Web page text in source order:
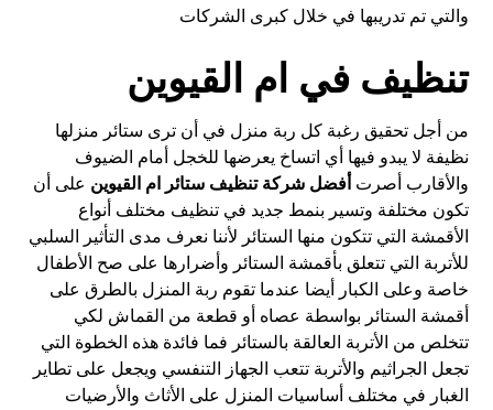
والتي تم تدريبها في خلال كبرى الشركات
تنظيف في ام القيوين
من أجل تحقيق رغبة كل ربة منزل في أن ترى ستائر منزلها
نظيفة لا يبدو فيها أي اتساخ يعرضها للخجل أمام الضيوف
والأقارب أصرت أفضل شركة تنظيف ستائر ام القيوين على أن
تكون مختلفة وتسير بنمط جديد في تنظيف مختلف أنواع
الأقمشة التي تتكون منها الستائر لأننا نعرف مدى التأثير السلبي
للأتربة التي تتعلق بأقمشة الستائر وأضرارها على صح الأطفال
خاصة وعلى الكبار أيضا عندما تقوم ربة المنزل بالطرق على
أقمشة الستائر بواسطة عصاه أو قطعة من القماش لكي
تتخلص من الأتربة العالقة بالستائر فما فائدة هذه الخطوة التي
تجعل الجراثيم والأتربة تتعب الجهاز التنفسي ويجعل على تطاير
الغبار في مختلف أساسيات المنزل على الأثاث والأرضيات